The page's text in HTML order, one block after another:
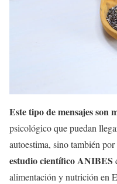
Este tipo de mensajes son
psicológico que puedan
autoestima, sino también
estudio científico ANIBES
alimentación y nutrición en